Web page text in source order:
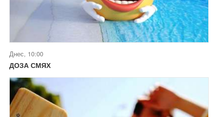
Днес, 10:00
ДОЗА СМЯХ